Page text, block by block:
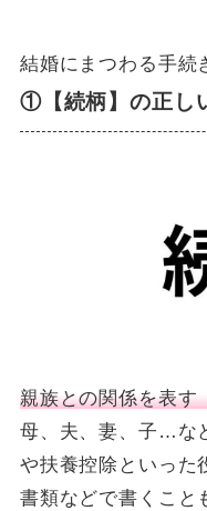
結婚にまつわる手続
①【続柄】の正し
親族との関係を表す
母、夫、妻、子…な
や扶養控除といった
書類などで書くこと